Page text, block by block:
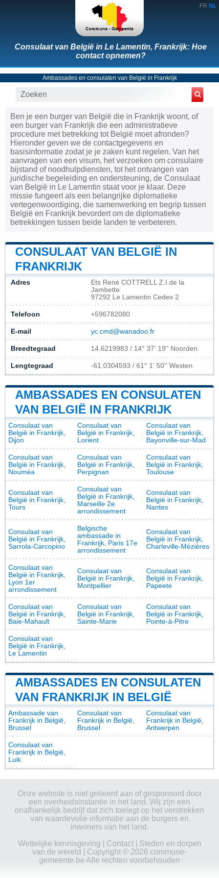
FR NL
Consulaat van België in Le Lamentin, Frankrijk: Hoe
contact opnemen?
Ambassades en consulaten van België in Frankrijk
Ben je een burger van België die in Frankrijk woont, of
een burger van Frankrijk die een administratieve
procedure met betrekking tot België moet afronden?
Hieronder geven we de contactgegevens en
basisinformatie zodat je je zaken kunt regelen. Van het
aanvragen van een visum, het verzoeken om consulaire
bijstand of noodhulpdiensten, tot het ontvangen van
juridische begeleiding en ondersteuning, de Consulaat
van België in Le Lamentin staat voor je klaar. Deze
missie fungeert als een belangrijke diplomatieke
vertegenwoordiging, die samenwerking en begrip tussen
België en Frankrijk bevordert om de diplomatieke
betrekkingen tussen beide landen te verbeteren.
CONSULAAT VAN BELGIË IN
FRANKRIJK
Adres
Ets René COTTRELL Z.I.de la
Jambette
97292 Le Lamentin Cedex 2
Telefoon +596782080
E-mail yc.cmd@wanadoo.fr
Breedtegraad 14.6219983 / 14° 37' 19'' Noorden
Lengtegraad -61.0304593 / 61° 1' 50'' Westen
AMBASSADES EN CONSULATEN
VAN BELGIË IN FRANKRIJK
Consulaat van
België in Frankrijk,
Dijon
Consulaat van
België in Frankrijk,
Lorient
Consulaat van
België in Frankrijk,
Bayonville-sur-Mad
Consulaat van
België in Frankrijk,
Nouméa
Consulaat van
België in Frankrijk,
Perpignan
Consulaat van
België in Frankrijk,
Toulouse
Consulaat van
België in Frankrijk,
Tours
Consulaat van
België in Frankrijk,
Marseille 2e
arrondissement
Consulaat van
België in Frankrijk,
Nantes
Consulaat van
België in Frankrijk,
Sarrola-Carcopino
Belgische
ambassade in
Frankrijk, Paris 17e
arrondissement
Consulaat van
België in Frankrijk,
Charleville-Mézières
Consulaat van
België in Frankrijk,
Lyon 1er
arrondissement
Consulaat van
België in Frankrijk,
Montpellier
Consulaat van
België in Frankrijk,
Papeete
Consulaat van
België in Frankrijk,
Baie-Mahault
Consulaat van
België in Frankrijk,
Sainte-Marie
Consulaat van
België in Frankrijk,
Pointe-à-Pitre
Consulaat van
België in Frankrijk,
Le Lamentin
AMBASSADES EN CONSULATEN
VAN FRANKRIJK IN BELGIË
Ambassade van
Frankrijk in België,
Brussel
Consulaat van
Frankrijk in België,
Brussel
Consulaat van
Frankrijk in België,
Antwerpen
Consulaat van
Frankrijk in België,
Luik
Onze website is niet gelieerd aan of gesponsord door
een overheidsinstantie in het land. Wij zijn een
onafhankelijk bedrijf dat zich toelegt op het verstrekken
van waardevolle informatie aan de burgers en
inwoners van het land.
Wettelijke kennisgeving
Contact| Steden en dorpen
van de wereld
| Copyright © 2026 commune-
gemeente.be Alle rechten voorbehouden